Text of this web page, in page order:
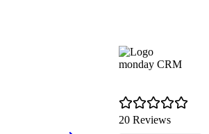
monday CRM
20 Reviews